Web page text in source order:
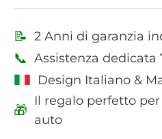
📝 2 Anni di garanzia
📞 Assistenza dedicata
Design Italiano &
🎁
Il regalo perfetto
auto